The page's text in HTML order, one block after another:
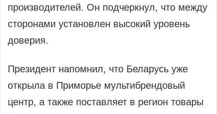
производителей. Он подчеркнул, что между
сторонами установлен высокий уровень
доверия.
Президент напомнил, что Беларусь уже
открыла в Приморье мультибрендовый
центр, а также поставляет в регион товары